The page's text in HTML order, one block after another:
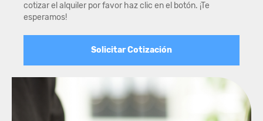
cotizar el alquiler por favor haz clic en el botón. ¡Te
esperamos!
Solicitar Cotización